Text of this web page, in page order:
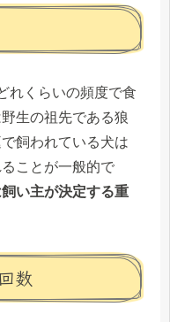
れくらいの頻度で食
生の祖先である狼
飼われている犬は
ことが一般的で
い主が決定する重
数